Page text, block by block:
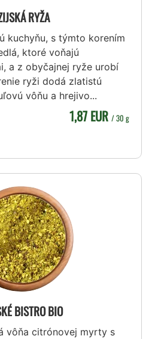
RYŽA
kuchyňu, s týmto korením
ktoré voňajú
a z obyčajnej ryže urobí
ryži dodá zlatistú
vôňu a hrejivo...
1,87 EUR / 30 g
BISTRO BIO
vôňa citrónovej myrty s